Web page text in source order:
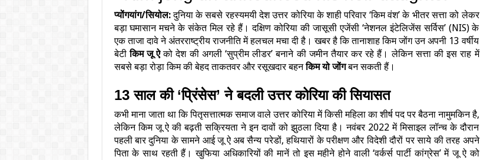
प्योंगयांग/सियोल:दुनिया के सबसे रहस्यमयी देश उत्तर कोरिया के शाही परिवार ‘किम वंश’ के भीतर सत्ता को लेकर
बड़ा घमासान मचने के संकेत मिल रहे हैं। दक्षिण कोरिया की जासूसी एजेंसी ‘नेशनल इंटेलिजेंस सर्विस’ (NIS) के
एक ताजा दावे ने अंतरराष्ट्रीय राजनीति में हलचल मचा दी है। खबर है कि तानाशाह किम जोंग उन अपनी 13 वर्षीय
बेटीकिम जू ऐको देश की अगली ‘सुप्रीम लीडर’ बनाने की जमीन तैयार कर रहे हैं। लेकिन सत्ता की इस राह में
सबसे बड़ा रोड़ा किम की बेहद ताकतवर और रसूखदार बहनकिम यो जोंगबन सकती हैं।
13 साल की ‘प्रिंसेस’ ने बदली उत्तर कोरिया की सियासत
कभी माना जाता था कि पितृसत्तात्मक समाज वाले उत्तर कोरिया में किसी महिला का शीर्ष पद पर बैठना नामुमकिन है,
लेकिन किम जू ऐ की बढ़ती सक्रियता ने इन दावों को झुठला दिया है। नवंबर 2022 में मिसाइल लॉन्च के दौरान
पहली बार दुनिया के सामने आई जू ऐ अब सैन्य परेडों, हथियारों के परीक्षण और विदेशी दौरों पर साये की तरह अपने
पिता के साथ रहती हैं। खुफिया अधिकारियों की मानें तो इस महीने होने वाली ‘वर्कर्स पार्टी कांग्रेस’ में जू ऐ को